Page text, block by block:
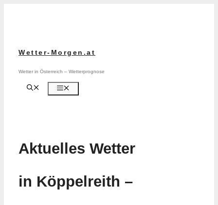
Wetter-Morgen.at
Wetter in Österreich – Wetterprognose
Aktuelles Wetter
in Köppelreith –